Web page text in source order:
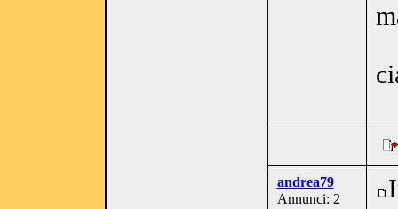
andrea79
Annunci: 2